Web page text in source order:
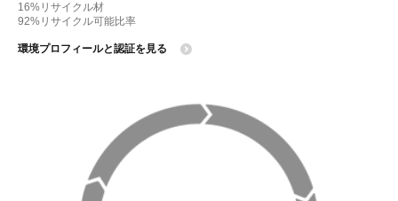
16%リサイクル材
92%リサイクル可能比率
環境プロフィールと認証を見る